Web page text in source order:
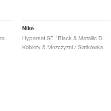
Nike
Hyperset SE "Black & Metallic Dark Grey"